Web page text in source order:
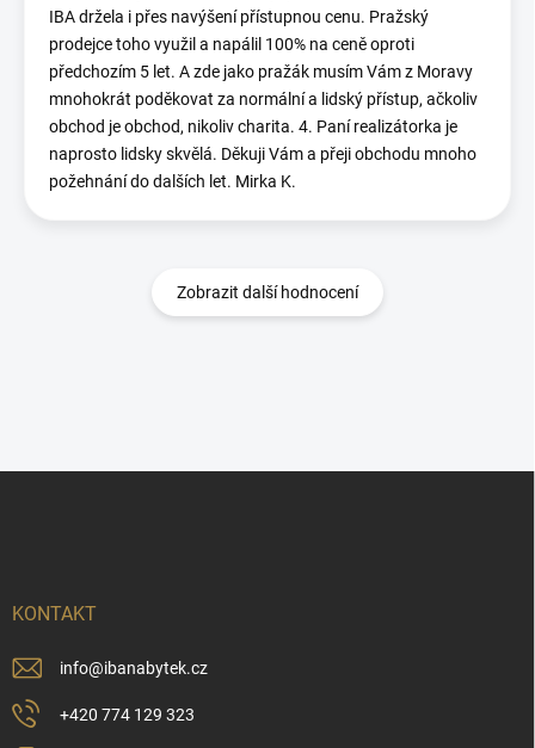
IBA držela i přes navýšení přístupnou cenu. Pražský
prodejce toho využil a napálil 100% na ceně oproti
předchozím 5 let. A zde jako pražák musím Vám z Moravy
mnohokrát poděkovat za normální a lidský přístup, ačkoliv
obchod je obchod, nikoliv charita. 4. Paní realizátorka je
naprosto lidsky skvělá. Děkuji Vám a přeji obchodu mnoho
požehnání do dalších let. Mirka K.
Zobrazit další hodnocení
KONTAKT
info@ibanabytek.cz
+420 774 129 323